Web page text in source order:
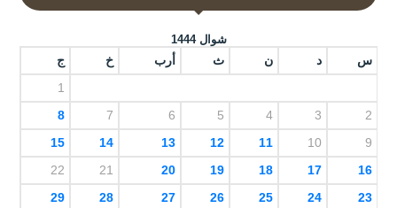
شوال 1444
س د ن ث أرب خ ج
1
2
3
4
5
6
7
8
9
10
11
12
13
14
15
16
17
18
19
20
21
22
23
24
25
26
27
28
29